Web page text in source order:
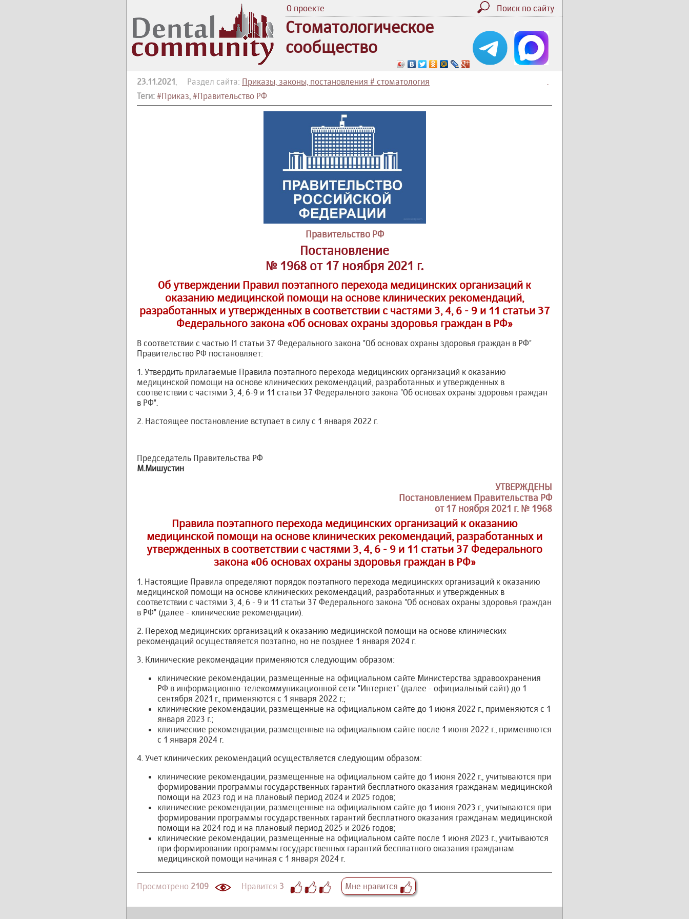
О проекте Поиск по сайту
Стоматологическое
сообщество
.
23.11.2021, Раздел сайта: Приказы, законы, постановления # стоматология
Теги: #Приказ, #Правительство РФ
Правительство РФ
Постановление
№ 1968 от 17 ноября 2021 г.
Об утверждении Правил поэтапного перехода медицинских организаций к
оказанию медицинской помощи на основе клинических рекомендаций,
разработанных и утвержденных в соответствии с частями 3, 4, 6 - 9 и 11 статьи 37
Федерального закона «Об основах охраны здоровья граждан в РФ»
В соответствии с частью I1 статьи 37 Федерального закона "Об основах охраны здоровья граждан в РФ"
Правительство РФ постановляет:
1. Утвердить прилагаемые Правила поэтапного перехода медицинских организаций к оказанию
медицинской помощи на основе клинических рекомендаций, разработанных и утвержденных в
соответствии с частями 3, 4, 6-9 и 11 статьи 37 Федерального закона "Об основах охраны здоровья граждан
в РФ".
2. Настоящее постановление вступает в силу с 1 января 2022 г.
Председатель Правительства РФ
М.Мишустин
УТВЕРЖДЕНЫ
Постановлением Правительства РФ
от 17 ноября 2021 г. № 1968
Правила поэтапного перехода медицинских организаций к оказанию
медицинской помощи на основе клинических рекомендаций, разработанных и
утвержденных в соответствии с частями 3, 4, 6 - 9 и 11 статьи 37 Федерального
закона «06 основах охраны здоровья граждан в РФ»
1. Настоящие Правила определяют порядок поэтапного перехода медицинских организаций к оказанию
медицинской помощи на основе клинических рекомендаций, разработанных и утвержденных в
соответствии с частями 3, 4, 6 - 9 и 11 статьи 37 Федерального закона "Об основах охраны здоровья граждан
в РФ" (далее - клинические рекомендации).
2. Переход медицинских организаций к оказанию медицинской помощи на основе клинических
рекомендаций осуществляется поэтапно, но не позднее 1 января 2024 г.
3. Клинические рекомендации применяются следующим образом:
клинические рекомендации, размещенные на официальном сайте Министерства здравоохранения
РФ в информационно-телекоммуникационной сети "Интернет" (далее - официальный сайт) до 1
сентября 2021 г., применяются с 1 января 2022 г.;
клинические рекомендации, размещенные на официальном сайте до 1 июня 2022 г., применяются с 1
января 2023 г.;
клинические рекомендации, размещенные на официальном сайте после 1 июня 2022 г., применяются
с 1 января 2024 г.
4. Учет клинических рекомендаций осуществляется следующим образом:
клинические рекомендации, размещенные на официальном сайте до 1 июня 2022 г., учитываются при
формировании программы государственных гарантий бесплатного оказания гражданам медицинской
помощи на 2023 год и на плановый период 2024 и 2025 годов;
клинические рекомендации, размещенные на официальном сайте до 1 июня 2023 г., учитываются при
формировании программы государственных гарантий бесплатного оказания гражданам медицинской
помощи на 2024 год и на плановый период 2025 и 2026 годов;
клинические рекомендации, размещенные на официальном сайте после 1 июня 2023 г., учитываются
при формировании программы государственных гарантий бесплатного оказания гражданам
медицинской помощи начиная с 1 января 2024 г.
Просмотрено 2109 Нравится 3 Мне нравится